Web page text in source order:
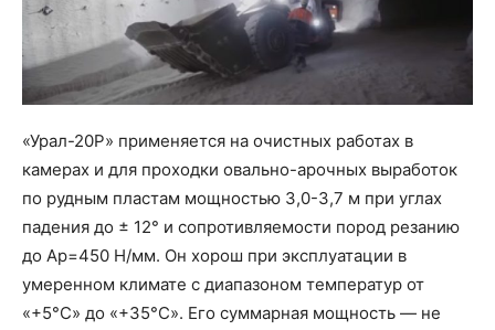
«Урал-20Р» применяется на очистных работах в
камерах и для проходки овально-арочных выработок
по рудным пластам мощностью 3,0-3,7 м при углах
падения до ± 12° и сопротивляемости пород резанию
до Ар=450 Н/мм. Он хорош при эксплуатации в
умеренном климате с диапазоном температур от
«+5°С» до «+35°С». Его суммарная мощность — не